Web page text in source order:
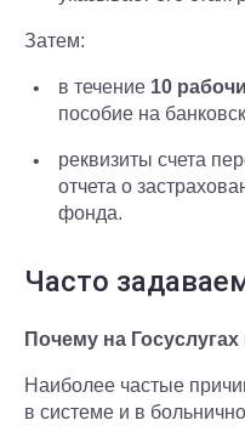
Затем:
в течение 10
пособие на
реквизиты счета
отчета о
фонда.
Часто
Почему на
Наиболее частые
в системе и в